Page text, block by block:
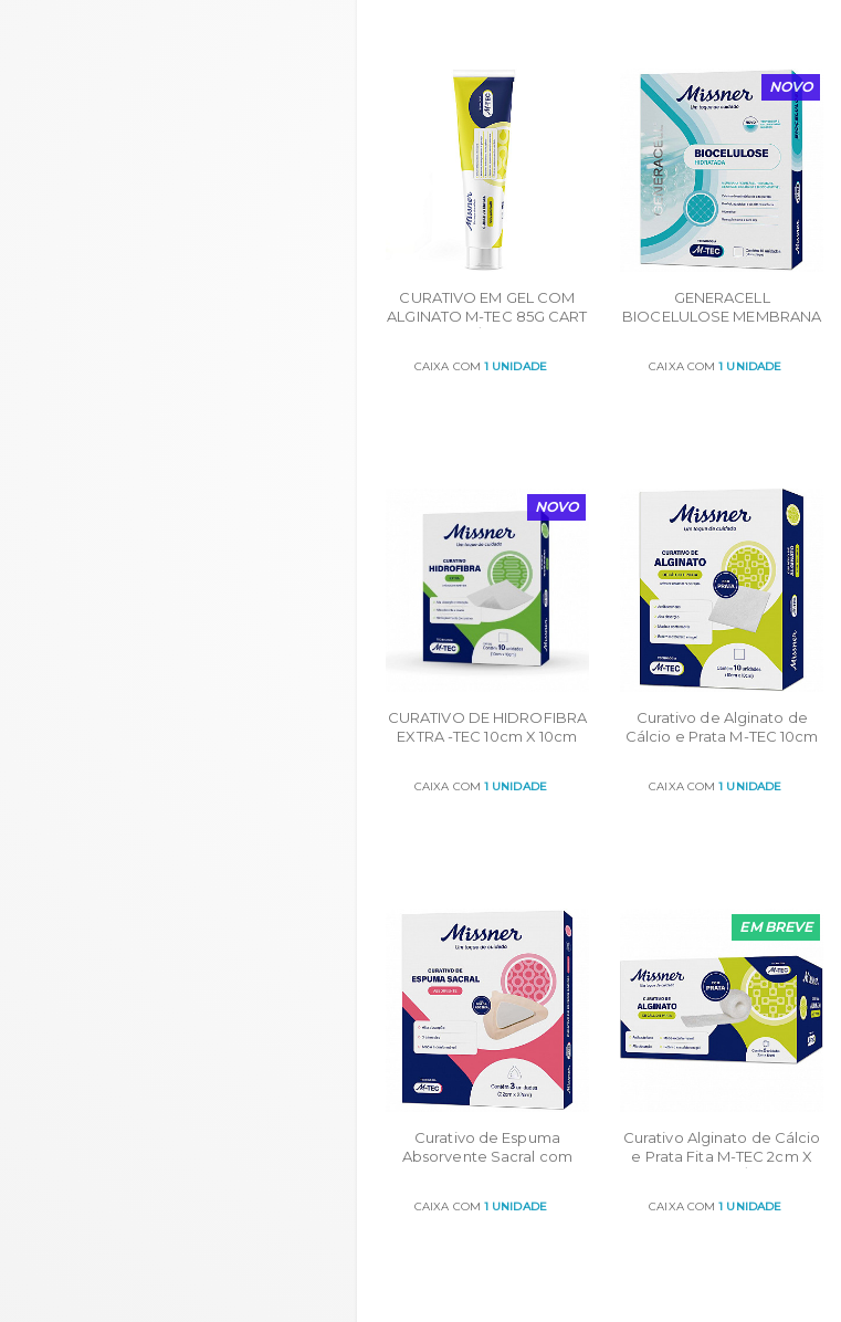
CURATIVO EM GEL COM
ALGINATO M-TEC 85G CART
CAIXA COM 1 UNIDADE
NOVO
GENERACELL
BIOCELULOSE MEMBRANA
CAIXA COM 1 UNIDADE
NOVO
CURATIVO DE HIDROFIBRA
EXTRA -TEC 10cm X 10cm
CAIXA COM 1 UNIDADE
Curativo de Alginato de
Cálcio e Prata M-TEC 10cm
CAIXA COM 1 UNIDADE
Curativo de Espuma
Absorvente Sacral com
CAIXA COM 1 UNIDADE
EM BREVE
Curativo Alginato de Cálcio
e Prata Fita M-TEC 2cm X
CAIXA COM 1 UNIDADE